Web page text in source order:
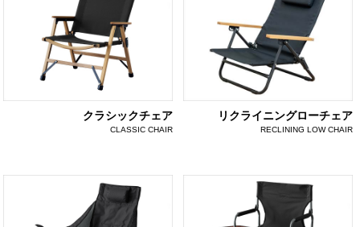
クラシックチェア
CLASSIC CHAIR
リクライニングローチェア
RECLINING LOW CHAIR